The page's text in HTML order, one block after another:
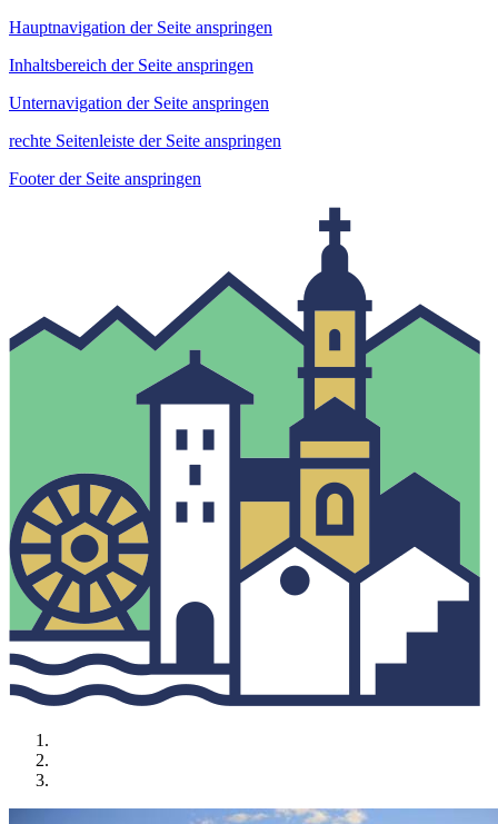
Hauptnavigation der Seite anspringen
Inhaltsbereich der Seite anspringen
Unternavigation der Seite anspringen
rechte Seitenleiste der Seite anspringen
Footer der Seite anspringen